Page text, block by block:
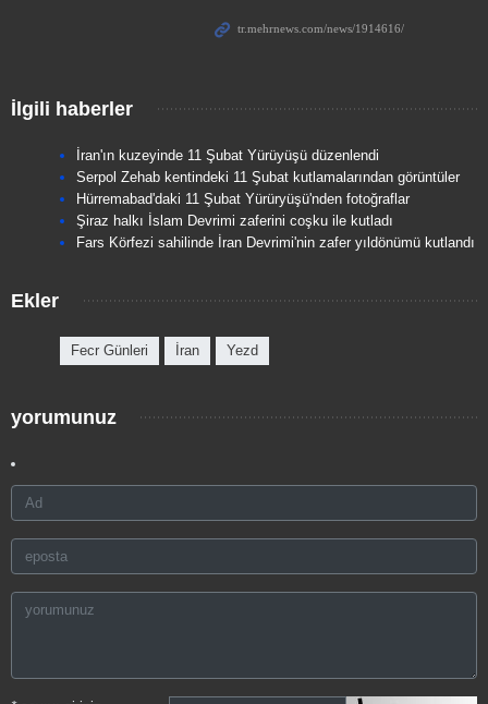
İlgili haberler
İran'ın kuzeyinde 11 Şubat Yürüyüşü düzenlendi
Serpol Zehab kentindeki 11 Şubat kutlamalarından görüntüler
Hürremabad'daki 11 Şubat Yürüryüşü'nden fotoğraflar
Şiraz halkı İslam Devrimi zaferini coşku ile kutladı
Fars Körfezi sahilinde İran Devrimi'nin zafer yıldönümü kutlandı
Ekler
Fecr Günleri İran Yezd
yorumunuz